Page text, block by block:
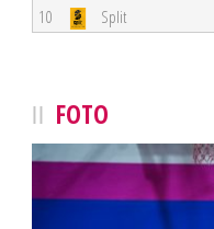
10
Split
FOTO